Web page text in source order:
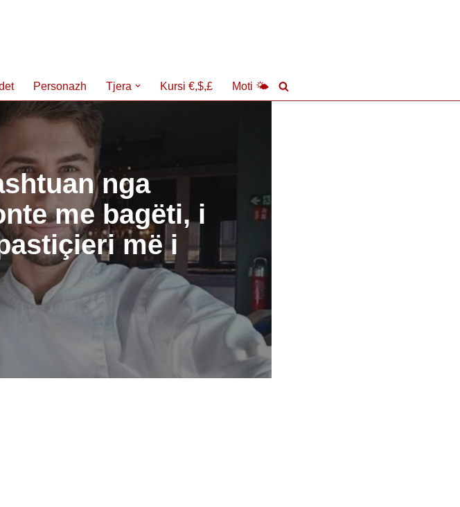
Personazh Tjera Kursi €,$,£ Moti 🌤
nga
me bagëti, i
më i